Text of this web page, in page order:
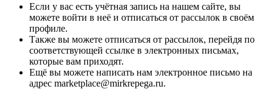
Если у вас есть учётная запись на нашем сайте, вы
можете войти в неё и отписаться от рассылок в своём
профиле.
Также вы можете отписаться от рассылок, перейдя по
соответствующей ссылке в электронных письмах,
которые вам приходят.
Ещё вы можете написать нам электронное письмо на
адрес marketplace@mirkrepega.ru.